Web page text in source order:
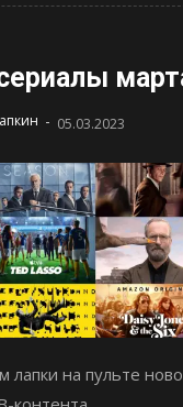
- 05.03.2023
на пульте